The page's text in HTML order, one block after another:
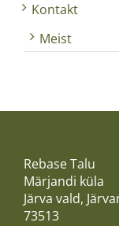
Kontakt
Meist
Rebase Talu
Märjandi küla
Järva vald,
73513